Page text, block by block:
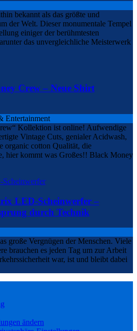
bekannt als das größte und
der Welt. Dieser monumentale Tempel
einiger der berühmtesten
das unvergleichliche Meisterwerk
Crew – Neue Shirt
Entertainment
Kollektion ist online! Aufwendige
Vintage Cuts, genialer Acidwash,
organic cotton Qualität, die
hier kommt was Großes!! Black Money
LED-Scheinwerfer –
durch Technik
große Vergnügen der Menschen. Viele
brauchen es jeden Tag um zur Arbeit
war, ist und bleibt dabei
ändern